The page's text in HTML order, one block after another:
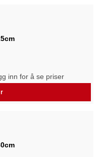
inn for å se priser